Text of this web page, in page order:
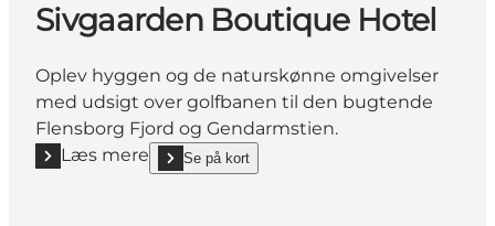
Sivgaarden Boutique Hotel
Oplev hyggen og de naturskønne omgivelser
med udsigt over golfbanen til den bugtende
Flensborg Fjord og Gendarmstien.
Læs mere
Læs mere "Sivgaarden Boutique Hotel"
Se på kort
show Sivgaarden Boutique Hotel on_map